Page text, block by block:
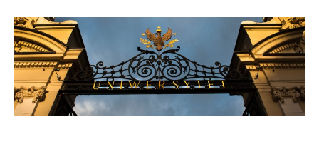
Absolwent